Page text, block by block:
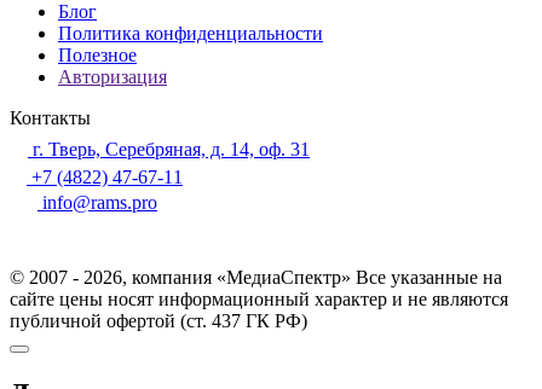
Блог
Политика конфиденциальности
Полезное
Авторизация
Контакты
г. Тверь, Серебряная, д. 14, оф. 31
+7 (4822) 47-67-11
info@rams.pro
© 2007 - 2026, компания «МедиаСпектр» Все указанные на
сайте цены носят информационный характер и не являются
публичной офертой (ст. 437 ГК РФ)